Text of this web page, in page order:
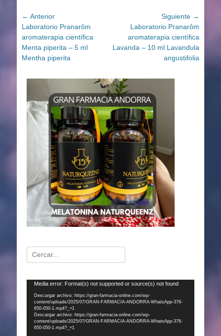
Navegación
de
entradas
← Anterior
Entrada
anterior:
Laboratorio Pranarôm
aromaterapia científica
Menta piperita – 5 ml
Mentha piperita
Siguiente →
Entrada
siguiente:
Laboratorio Pranarôm
aromaterapia científica
Lavanda – 10 ml Lavandula
angustifolia
Buscar:
Reproductor
vídeo
Media error: Format(s) not supported or source(s) not found
Descargar archivo: https://gran-farmacia-online.com/wp-
content/uploads/2025/07/GRAN-FARMACIA-ANDORRA-WhatsApp-376-
650-050-1.mp4?_=1
Descargar archivo: https://gran-farmacia-online.com/wp-
content/uploads/2025/07/GRAN-FARMACIA-ANDORRA-WhatsApp-376-
650-050-1.mp4?_=1